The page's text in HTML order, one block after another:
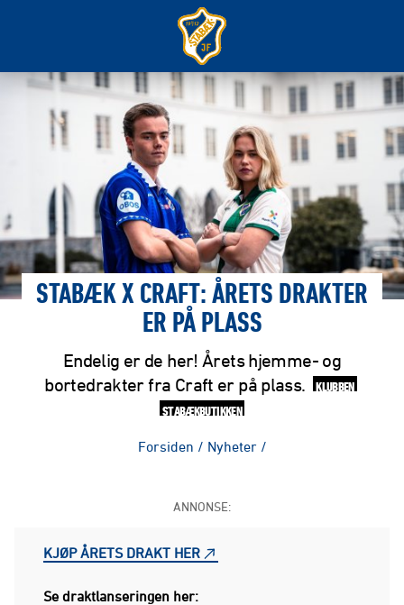
STABÆK X CRAFT: ÅRETS DRAKTER
ER PÅ PLASS
Endelig er de her! Årets hjemme- og
bortedrakter fra Craft er på plass.
KLUBBEN
STABÆKBUTIKKEN
Forsiden / Nyheter /
ANNONSE:
KJØP ÅRETS DRAKT HER
Se draktlanseringen her: